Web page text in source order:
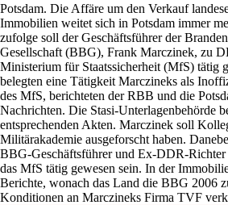
Potsdam. Die Affäre um den Verkauf
Immobilien weitet sich in Potsdam immer
zufolge soll der Geschäftsführer der
Gesellschaft (BBG), Frank Marczinek, zu
Ministerium für Staatssicherheit (MfS) tätig
belegten eine Tätigkeit Marczineks als
des MfS, berichteten der RBB und die
Nachrichten. Die Stasi-Unterlagenbehörde
entsprechenden Akten. Marczinek soll
Militärakademie ausgeforscht haben.
BBG-Geschäftsführer und Ex-DDR-
das MfS tätig gewesen sein. In der
Berichte, wonach das Land die BBG 2006
Konditionen an Marczineks Firma TVF